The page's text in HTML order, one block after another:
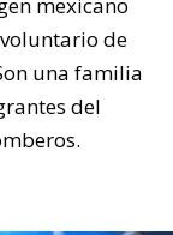
mexicano
de
una familia
del